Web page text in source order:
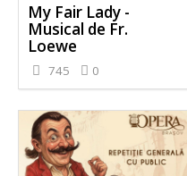
My Fair Lady -
Musical de Fr.
Loewe
745 0